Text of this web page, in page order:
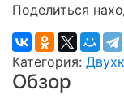
Поделиться
Категория:
Обзор